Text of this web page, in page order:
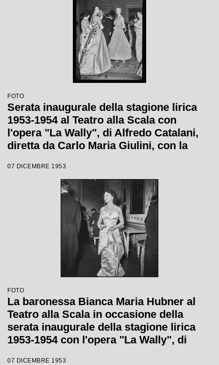
FOTO
Serata inaugurale della stagione lirica
1953-1954 al Teatro alla Scala con
l'opera "La Wally", di Alfredo Catalani,
diretta da Carlo Maria Giulini, con la
07 DICEMBRE 1953
FOTO
La baronessa Bianca Maria Hubner al
Teatro alla Scala in occasione della
serata inaugurale della stagione lirica
1953-1954 con l'opera "La Wally", di
07 DICEMBRE 1953